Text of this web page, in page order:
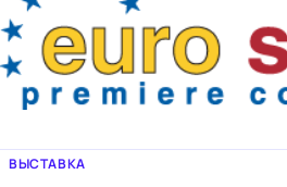
ВЫСТАВКА